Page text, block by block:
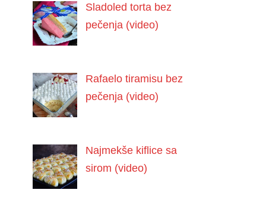
Sladoled torta bez
pečenja (video)
Rafaelo tiramisu bez
pečenja (video)
Najmekše kiflice sa
sirom (video)